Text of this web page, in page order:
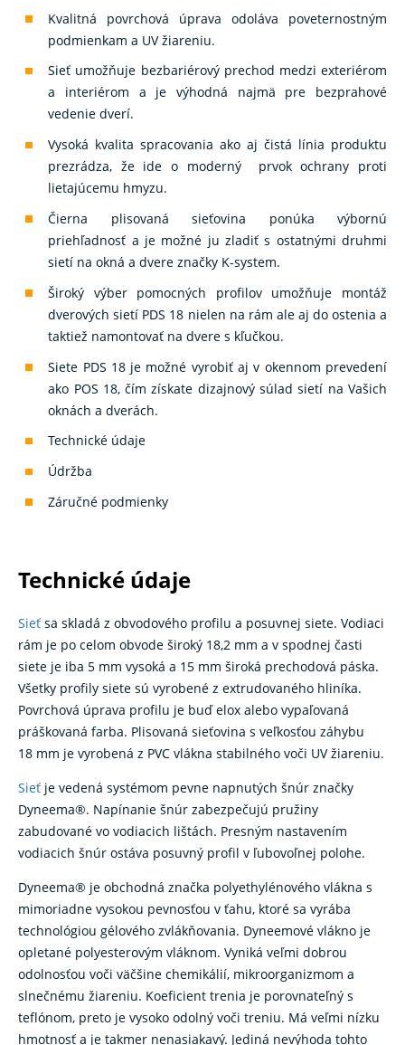
Kvalitná povrchová úprava odoláva poveternostným
podmienkam a UV žiareniu.
Sieť umožňuje bezbariérový prechod medzi exteriérom
a interiérom a je výhodná najmä pre bezprahové
vedenie dverí.
Vysoká kvalita spracovania ako aj čistá línia produktu
prezrádza, že ide o moderný prvok ochrany proti
lietajúcemu hmyzu.
Čierna plisovaná sieťovina ponúka výbornú
priehľadnosť a je možné ju zladiť s ostatnými druhmi
sietí na okná a dvere značky K-system.
Široký výber pomocných profilov umožňuje montáž
dverových sietí PDS 18 nielen na rám ale aj do ostenia a
taktiež namontovať na dvere s kľučkou.
Siete PDS 18 je možné vyrobiť aj v okennom prevedení
ako POS 18, čím získate dizajnový súlad sietí na Vašich
oknách a dverách.
Technické údaje
Údržba
Záručné podmienky
Technické údaje
Sieť sa skladá z obvodového profilu a posuvnej siete. Vodiaci
rám je po celom obvode široký 18,2 mm a v spodnej časti
siete je iba 5 mm vysoká a 15 mm široká prechodová páska.
Všetky profily siete sú vyrobené z extrudovaného hliníka.
Povrchová úprava profilu je buď elox alebo vypaľovaná
práškovaná farba. Plisovaná sieťovina s veľkosťou záhybu
18 mm je vyrobená z PVC vlákna stabilného voči UV žiareniu.
Sieť je vedená systémom pevne napnutých šnúr značky
Dyneema®. Napínanie šnúr zabezpečujú pružiny
zabudované vo vodiacich lištách. Presným nastavením
vodiacich šnúr ostáva posuvný profil v ľubovoľnej polohe.
Dyneema® je obchodná značka polyethylénového vlákna s
mimoriadne vysokou pevnosťou v ťahu, ktoré sa vyrába
technológiou gélového zvlákňovania. Dyneemové vlákno je
opletané polyesterovým vláknom. Vyniká veľmi dobrou
odolnosťou voči väčšine chemikálií, mikroorganizmom a
slnečnému žiareniu. Koeficient trenia je porovnateľný s
teflónom, preto je vysoko odolný voči treniu. Má veľmi nízku
hmotnosť a je takmer nenasiakavý. Jediná nevýhoda tohto